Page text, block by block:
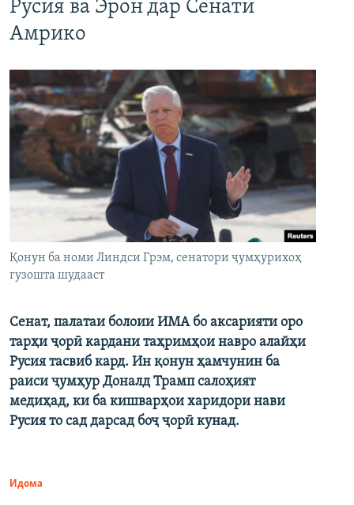
Русия ва Эрон дар Сенати
Амрико
Қонун ба номи Линдси Грэм, сенатори ҷумҳурихоҳ
гузошта шудааст
Сенат, палатаи болоии ИМА бо аксарияти оро
тарҳи ҷорӣ кардани таҳримҳои навро алайҳи
Русия тасвиб кард. Ин қонун ҳамчунин ба
раиси ҷумҳур Доналд Трамп салоҳият
медиҳад, ки ба кишварҳои харидори нави
Русия то сад дарсад боҷ ҷорӣ кунад.
Идома